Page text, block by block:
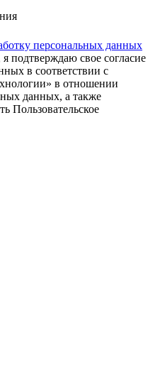
персональных данных
подтверждаю свое согласие
в соответствии с
в отношении
данных, а также
Пользовательское